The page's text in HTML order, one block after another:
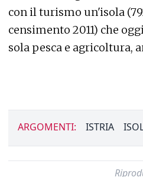
con il turismo un'isola
censimento 2011) che
sola pesca e agricoltura,
ARGOMENTI: ISTRIA